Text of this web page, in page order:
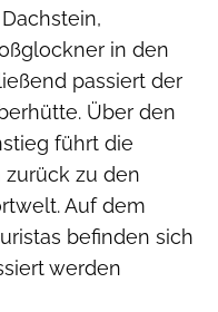
in den
passiert der
Über den
führt die
zu den
Auf dem
befinden sich
werden